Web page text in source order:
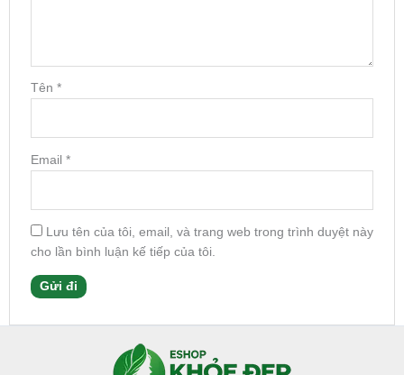
Tên *
Email *
Lưu tên của tôi, email, và trang web trong trình duyệt này
cho lần bình luận kế tiếp của tôi.